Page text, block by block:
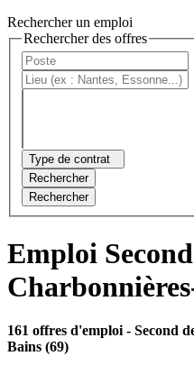
Rechercher un emploi
Rechercher des offres
Type de contrat
Rechercher
Rechercher
Emploi
161 offres d'emploi - Second
Bains (69)